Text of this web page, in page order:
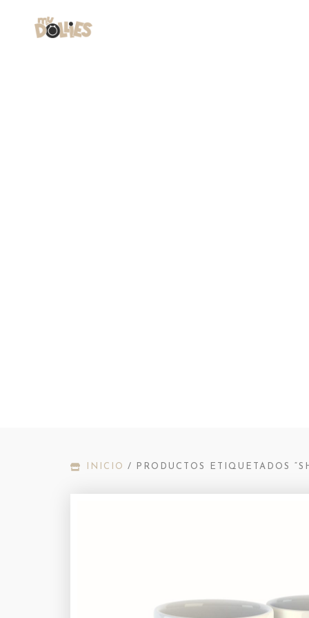
INICIO / PRODUCTOS ETIQUETADOS